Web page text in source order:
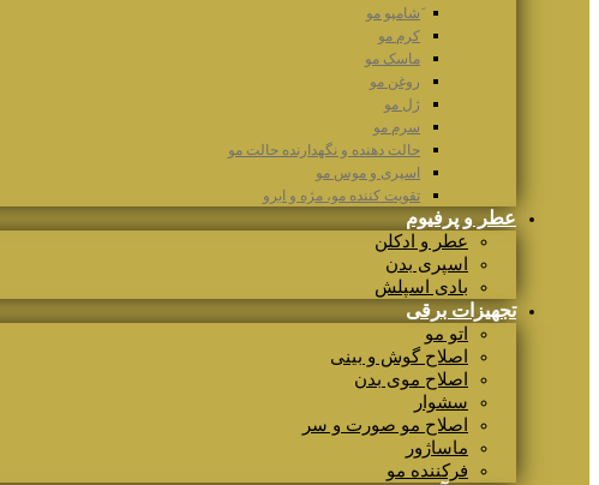
َشامپو مو
کرم مو
ماسک مو
روغن مو
ژل مو
سرم مو
حالت دهنده و نگهدارنده حالت مو
اسپری و موس مو
تقویت کننده مو، مژه و ابرو
عطر و پرفیوم
عطر و ادکلن
اسپری بدن
بادی اسپلش
تجهیزات برقی
اتو مو
اصلاح گوش و بینی
اصلاح موی بدن
سشوار
اصلاح مو صورت و سر
ماساژور
فرکننده مو